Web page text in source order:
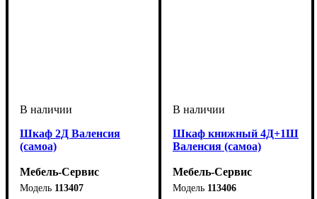
Шкаф 2Д Валенсия
(самоа)
Мебель-Сервис
113407
Шкаф книжный 4Д+1Ш
Валенсия (самоа)
Мебель-Сервис
113406